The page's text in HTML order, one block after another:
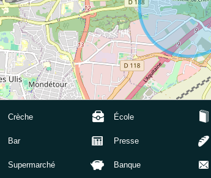
Crèche École
Bar Presse
Supermarché Banque